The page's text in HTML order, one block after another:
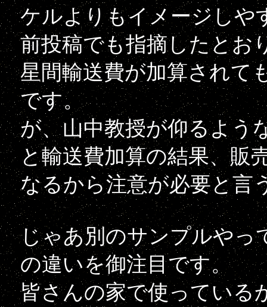
ケルよりもイメージしや
前投稿でも指摘したとお
星間輸送費が加算されて
です。
が、山中教授が仰るよう
と輸送費加算の結果、販
なるから注意が必要と言
じゃあ別のサンプルやっ
の違いを御注目です。
皆さんの家で使っている